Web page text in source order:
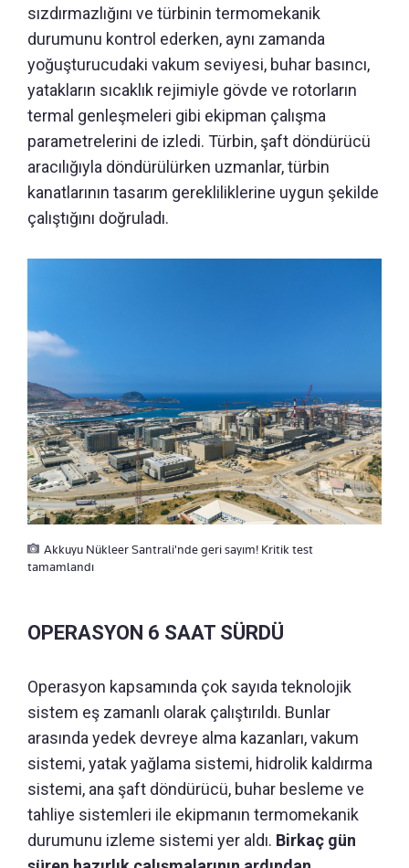
sızdırmazlığını ve türbinin termomekanik
durumunu kontrol ederken, aynı zamanda
yoğuşturucudaki vakum seviyesi, buhar basıncı,
yatakların sıcaklık rejimiyle gövde ve rotorların
termal genleşmeleri gibi ekipman çalışma
parametrelerini de izledi. Türbin, şaft döndürücü
aracılığıyla döndürülürken uzmanlar, türbin
kanatlarının tasarım gerekliliklerine uygun şekilde
çalıştığını doğruladı.
Akkuyu Nükleer Santrali'nde geri sayım! Kritik test
tamamlandı
OPERASYON 6 SAAT SÜRDÜ
Operasyon kapsamında çok sayıda teknolojik
sistem eş zamanlı olarak çalıştırıldı. Bunlar
arasında yedek devreye alma kazanları, vakum
sistemi, yatak yağlama sistemi, hidrolik kaldırma
sistemi, ana şaft döndürücü, buhar besleme ve
tahliye sistemleri ile ekipmanın termomekanik
durumunu izleme sistemi yer aldı. Birkaç gün